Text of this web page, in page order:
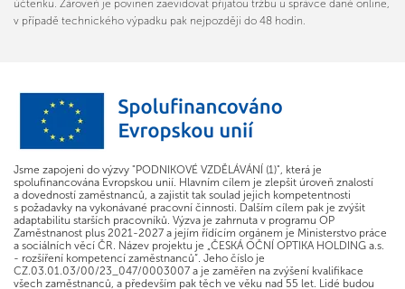
účtenku. Zároveň je povinen zaevidovat přijatou tržbu u správce daně online,
v případě technického výpadku pak nejpozději do 48 hodin.
Jsme zapojeni do výzvy "PODNIKOVÉ VZDĚLÁVÁNÍ (1)", která je
spolufinancována Evropskou unií. Hlavním cílem je zlepšit úroveň znalostí
a dovedností zaměstnanců, a zajistit tak soulad jejich kompetentnosti
s požadavky na vykonávané pracovní činnosti. Dalším cílem pak je zvýšit
adaptabilitu starších pracovníků. Výzva je zahrnuta v programu OP
Zaměstnanost plus 2021-2027 a jejím řídícím orgánem je Ministerstvo práce
a sociálních věcí ČR. Název projektu je „ČESKÁ OČNÍ OPTIKA HOLDING a.s.
- rozšíření kompetencí zaměstnanců“. Jeho číslo je
CZ.03.01.03/00/23_047/0003007 a je zaměřen na zvýšení kvalifikace
všech zaměstnanců, a především pak těch ve věku nad 55 let. Lidé budou